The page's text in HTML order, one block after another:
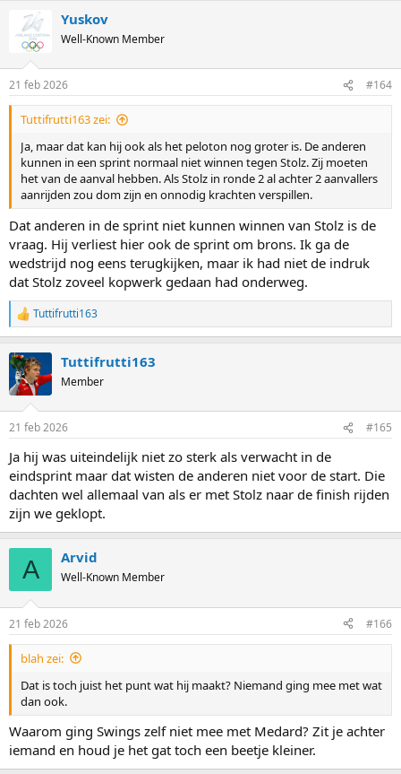
t
s
:
Yuskov
Well-Known Member
21 feb 2026 #164
Tuttifrutti163 zei:
Ja, maar dat kan hij ook als het peloton nog groter is. De anderen
kunnen in een sprint normaal niet winnen tegen Stolz. Zij moeten
het van de aanval hebben. Als Stolz in ronde 2 al achter 2 aanvallers
aanrijden zou dom zijn en onnodig krachten verspillen.
Dat anderen in de sprint niet kunnen winnen van Stolz is de
vraag. Hij verliest hier ook de sprint om brons. Ik ga de
wedstrijd nog eens terugkijken, maar ik had niet de indruk
dat Stolz zoveel kopwerk gedaan had onderweg.
R
e
c
t
i
s
Tuttifrutti163
Tuttifrutti163
Member
21 feb 2026 #165
Ja hij was uiteindelijk niet zo sterk als verwacht in de
eindsprint maar dat wisten de anderen niet voor de start. Die
dachten wel allemaal van als er met Stolz naar de finish rijden
zijn we geklopt.
A Arvid
Well-Known Member
21 feb 2026 #166
blah zei:
Dat is toch juist het punt wat hij maakt? Niemand ging mee met wat
dan ook.
Waarom ging Swings zelf niet mee met Medard? Zit je achter
iemand en houd je het gat toch een beetje kleiner.